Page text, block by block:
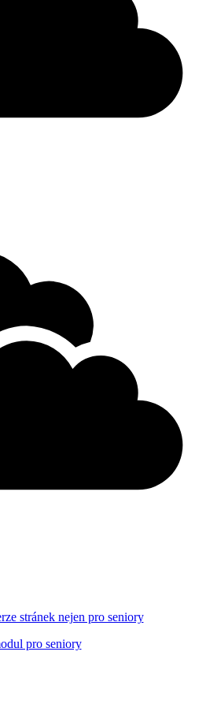
stránek nejen pro seniory